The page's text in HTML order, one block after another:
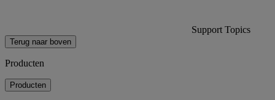
Support Topics
Terug naar boven
Producten
Producten